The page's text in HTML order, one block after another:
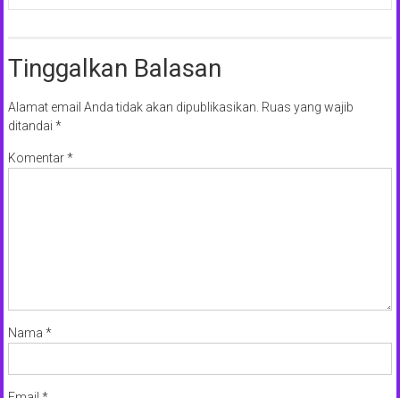
Tinggalkan Balasan
Alamat email Anda tidak akan dipublikasikan. Ruas yang wajib
ditandai *
Komentar*
Nama *